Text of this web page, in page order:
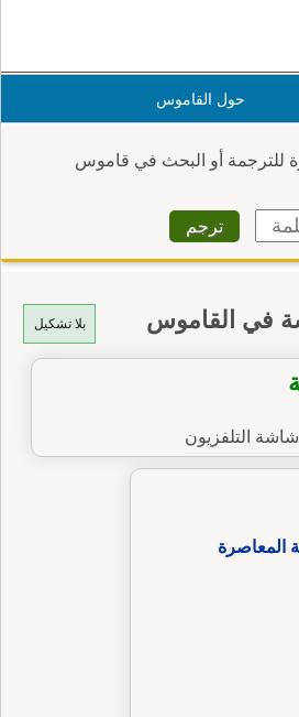
حول القاموس
للترجمة أو البحث في قاموس
بلا تشكيل في القاموس
شاشة التلفزيون
المعاصرة